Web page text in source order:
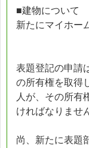
■建物について
新たにマイホー
表題登記の申請
の所有権を取得
人が、その所有
ければなりませ
尚、新たに表題